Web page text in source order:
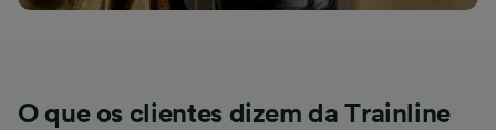
O que os clientes dizem da Trainline